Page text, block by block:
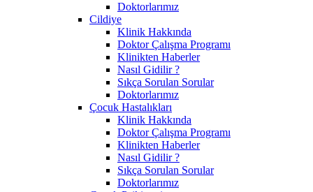
Doktorlarımız
Cildiye
Klinik Hakkında
Doktor Çalışma Programı
Klinikten Haberler
Nasıl Gidilir ?
Sıkça Sorulan Sorular
Doktorlarımız
Çocuk Hastalıkları
Klinik Hakkında
Doktor Çalışma Programı
Klinikten Haberler
Nasıl Gidilir ?
Sıkça Sorulan Sorular
Doktorlarımız